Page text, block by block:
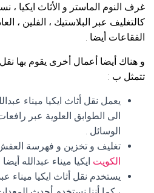
غرف النوم الماستر و الأثاث ايكيا
كالتغليف عبر البلاستيك ، الفلين ،
الفقاعات أيضا .
و هناك أيضا أعمال أخرى يقوم بها نقل
تتمثل ب :
يعمل نقل أثاث ايكيا ميناء
الى الطوابق العلوية عبر
الوسائل .
تغليف و تخزين و فهرسة
الكويت ايكيا ميناء عبدالله أيضا .
يستخدم نقل أثاث ايكيا ميناء